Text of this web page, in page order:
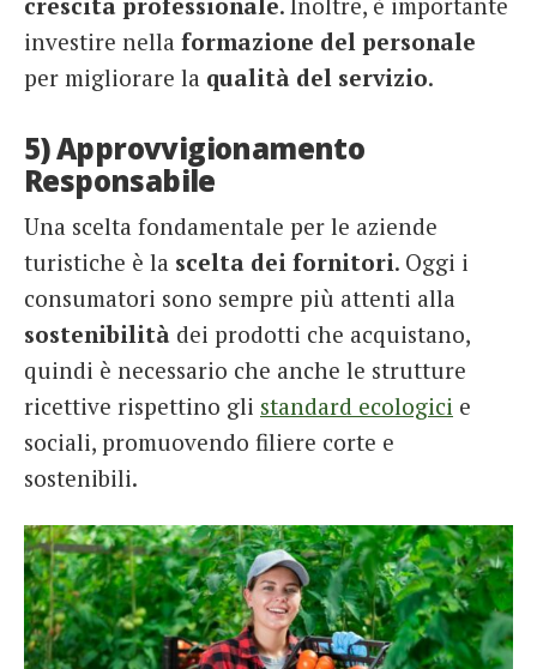
investire nella formazione del personale
per migliorare la qualità del servizio.
5) Approvvigionamento
Responsabile
Una scelta fondamentale per le aziende
turistiche è la scelta dei fornitori. Oggi i
consumatori sono sempre più attenti alla
sostenibilità dei prodotti che acquistano,
quindi è necessario che anche le strutture
ricettive rispettino gli standard ecologici e
sociali, promuovendo filiere corte e
sostenibili.